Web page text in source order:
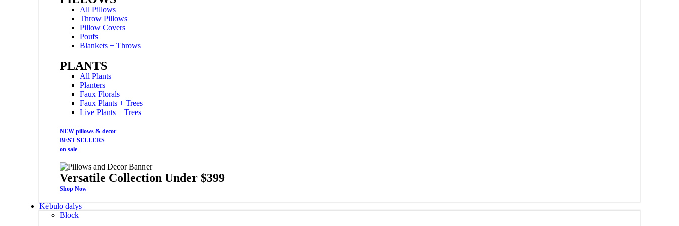
All Pillows
Throw Pillows
Pillow Covers
Poufs
Blankets + Throws
PLANTS
All Plants
Planters
Faux Florals
Faux Plants + Trees
Live Plants + Trees
NEW pillows & decor
BEST SELLERS
on sale
Versatile Collection Under $399
Shop Now
Kėbulo dalys
Block